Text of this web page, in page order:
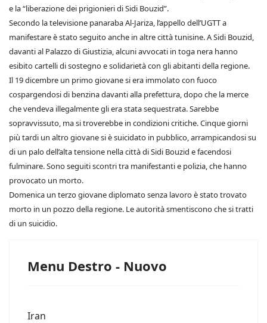
e la “liberazione dei prigionieri di Sidi Bouzid”.
Secondo la televisione panaraba Al-Jariza, l’appello dell’UGTT a
manifestare è stato seguito anche in altre città tunisine. A Sidi Bouzid,
davanti al Palazzo di Giustizia, alcuni avvocati in toga nera hanno
esibito cartelli di sostegno e solidarietà con gli abitanti della regione.
Il 19 dicembre un primo giovane si era immolato con fuoco
cospargendosi di benzina davanti alla prefettura, dopo che la merce
che vendeva illegalmente gli era stata sequestrata. Sarebbe
sopravvissuto, ma si troverebbe in condizioni critiche. Cinque giorni
più tardi un altro giovane si è suicidato in pubblico, arrampicandosi su
di un palo dell’alta tensione nella città di Sidi Bouzid e facendosi
fulminare. Sono seguiti scontri tra manifestanti e polizia, che hanno
provocato un morto.
Domenica un terzo giovane diplomato senza lavoro è stato trovato
morto in un pozzo della regione. Le autorità smentiscono che si tratti
di un suicidio.
Menu Destro - Nuovo
Iran